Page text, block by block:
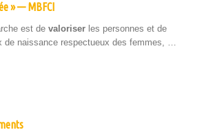
» — MBFCI
est de val­oris­er les per­son­nes et de
de nais­sance respectueux des femmes, …